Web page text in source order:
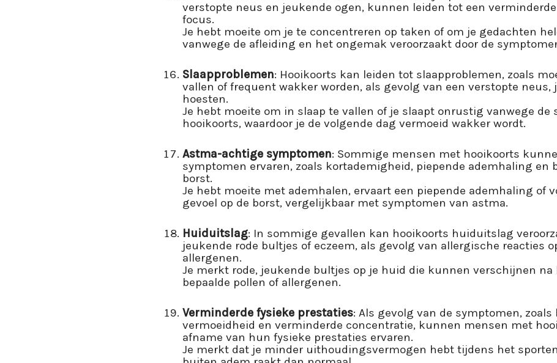
verstopte neus en jeukende ogen, kunnen leiden tot een
focus.
Je hebt moeite om je te concentreren op taken of om je gedachten
vanwege de afleiding en het ongemak veroorzaakt door de
Slaapproblemen: Hooikoorts kan leiden tot slaapproblemen, zoals
vallen of frequent wakker worden, als gevolg van een verstopte neus,
hoesten.
Je hebt moeite om in slaap te vallen of je slaapt onrustig vanwege de
hooikoorts, waardoor je de volgende dag vermoeid wakker wordt.
Astma-achtige symptomen: Sommige mensen met hooikoorts
symptomen ervaren, zoals kortademigheid, piepende ademhaling en
borst.
Je hebt moeite met ademhalen, ervaart een piepende ademhaling of
gevoel op de borst, vergelijkbaar met symptomen van astma.
Huiduitslag: In sommige gevallen kan hooikoorts huiduitslag
jeukende rode bultjes of eczeem, als gevolg van allergische reacties
allergenen.
Je merkt rode, jeukende bultjes op je huid die kunnen verschijnen na
bepaalde pollen of allergenen.
Verminderde fysieke prestaties: Als gevolg van de symptomen, zoals
vermoeidheid en verminderde concentratie, kunnen mensen met
afname van hun fysieke prestaties ervaren.
Je merkt dat je minder uithoudingsvermogen hebt tijdens het